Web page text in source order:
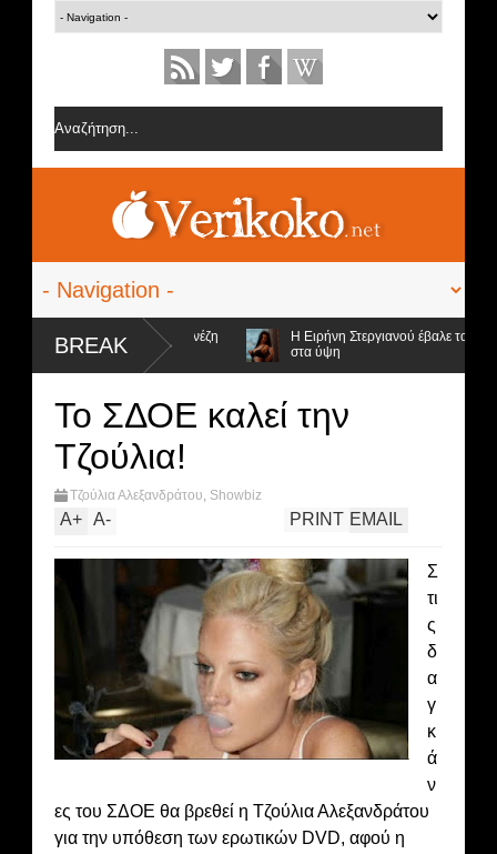
BREAK
την ομάδα της Σοφίας Δανέζη
Η Ειρήνη Στεργιανού έβαλε τα...
στα ύψη
To ΣΔΟΕ καλεί την
Τζούλια!
Τζούλια Αλεξανδράτου, Showbiz
A+ A- EMAIL
PRINT
Σ
τι
ς
δ
α
γ
κ
ά
ν
ες του ΣΔΟΕ θα βρεθεί η Τζούλια Αλεξανδράτου
για την υπόθεση των ερωτικών DVD, αφού η